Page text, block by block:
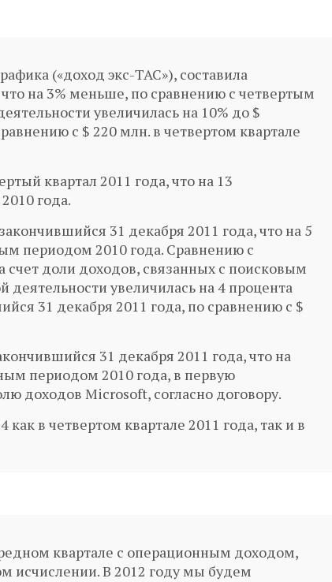
(«доход экс-ТАС»), составила
на 3% меньше, по сравнению с четвертым
увеличилась на 10% до $
с $ 220 млн. в четвертом квартале
квартал 2011 года, что на 13
года.
31 декабря 2011 года, что на 5
периодом 2010 года. Сравнению с
доли доходов, связанных с поисковым
увеличилась на 4 процента
31 декабря 2011 года, по сравнению с $
31 декабря 2011 года, что на
периодом 2010 года, в первую
доходов Microsoft, согласно договору.
в четвертом квартале 2011 года, так и в
квартале с операционным доходом,
исчислении. В 2012 году мы будем